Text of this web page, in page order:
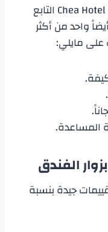
يعد فندق تشيا بشكتاش Chea Hotel Besiktas التابع
واحد من أكثر
على مايلي:
المساعدة.
الفندق
جيدة بنسبة